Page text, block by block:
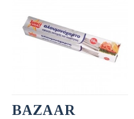
BAZAAR